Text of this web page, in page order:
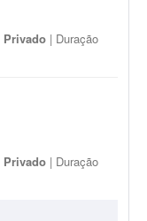
Privado | Duração
Privado | Duração